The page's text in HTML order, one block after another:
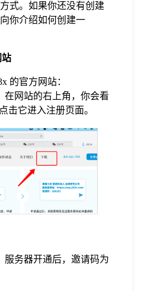
式。如果你还没有创建
你介绍如何创建一
站
的官方网站：
在网站的右上角，你会看
击它进入注册页面。
服务器开通后，邀请码为